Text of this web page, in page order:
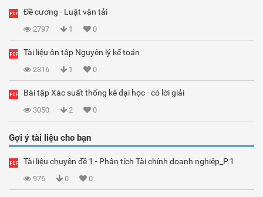
Đề cương - Luật vận tải
2797 1 0
Tài liệu ôn tập Nguyên lý kế toán
2316 1 0
Bài tập Xác suất thống kê đại học - có lời giải
3050 2 0
Gợi ý tài liệu cho bạn
Tài liệu chuyên đề 1 - Phân tích Tài chính doanh nghiệp_P.1
976 0 0